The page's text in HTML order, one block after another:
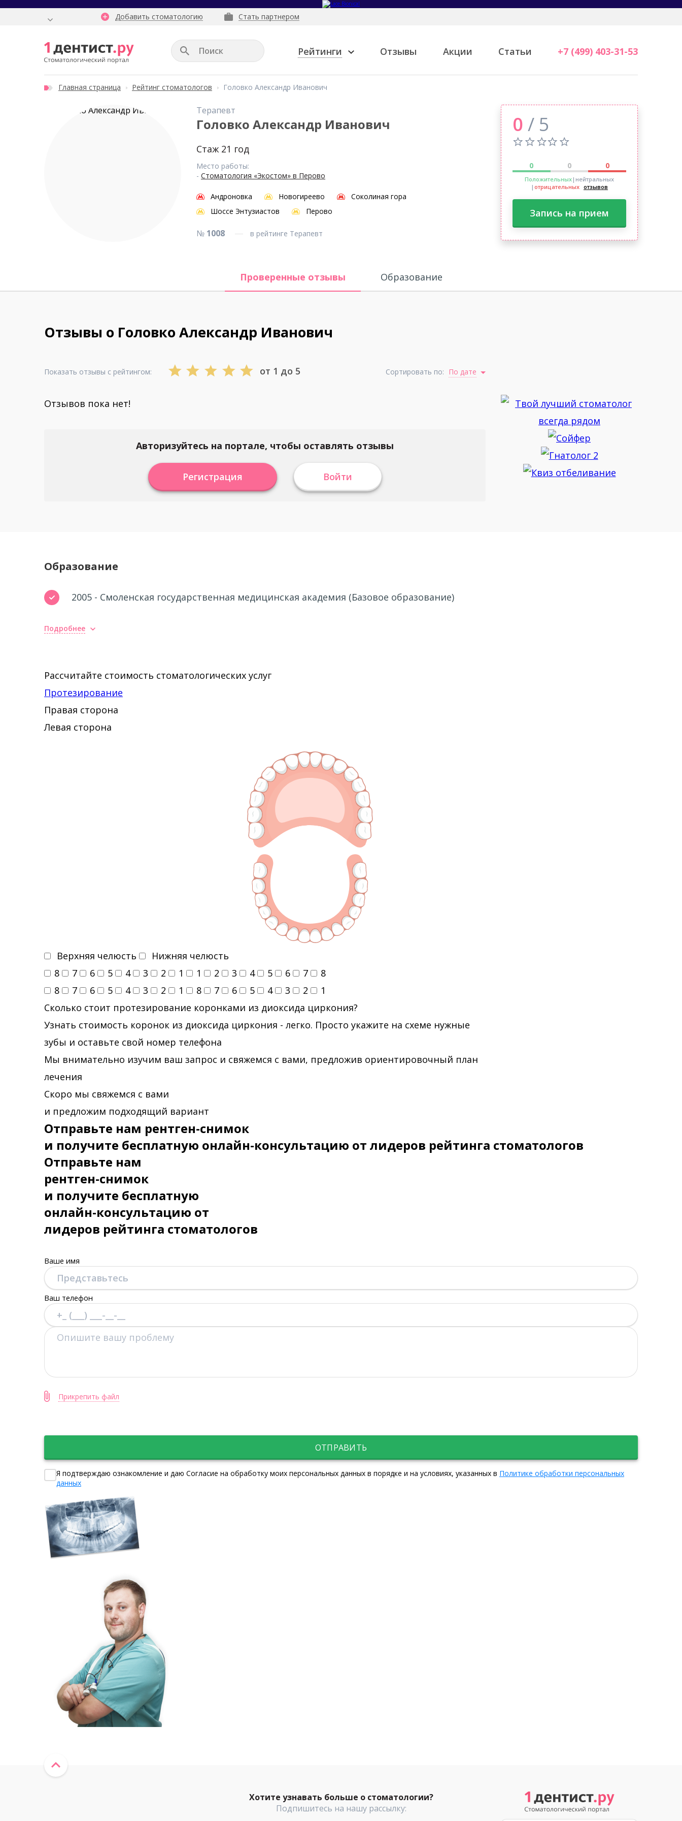
Добавить стоматологию Стать партнером
Рейтинги Отзывы Акции Статьи +7 (499) 403-31-53
Главная страница Рейтинг стоматологов Головко Александр Иванович
Терапевт
Головко Александр Иванович
Стаж 21 год
Место работы:
- Стоматология «Экостом» в Перово
Андроновка Новогиреево
Соколиная гора
Шоссе Энтузиастов
Перово
№ 1008 в рейтинге Терапевт
0 / 5
0 0 0
Положительных|нейтральных
| отрицательных отзывов
Запись на прием
Проверенные отзывы Образование
Отзывы о Головко Александр Иванович
Показать отзывы с рейтингом: от 1 до 5 Сортировать по: По дате
Отзывов пока нет!
Авторизуйтесь на портале, чтобы оставлять отзывы
Регистрация Войти
Образование
2005 - Смоленская государственная медицинская академия (Базовое образование)
Подробнее
Рассчитайте стоимость стоматологических услуг
Протезирование
Правая сторона
Левая сторона
Верхняя челюсть
Нижняя челюсть
8
7 6 5 4 3 2 1 1 2 3 4 5 6 7
8
8
7 6 5 4 3 2 1 8 7 6 5 4 3 2
1
Сколько стоит протезирование коронками из диоксида циркония?
Узнать стоимость коронок из диоксида циркония - легко. Просто укажите на схеме нужные
зубы и оставьте свой номер телефона
Мы внимательно изучим ваш запрос и свяжемся с вами, предложив ориентировочный план
лечения
Скоро мы свяжемся с вами
и предложим подходящий вариант
Отправьте нам рентген-снимок
и получите бесплатную онлайн-консультацию от лидеров рейтинга стоматологов
Отправьте нам
рентген-снимок
и получите бесплатную
онлайн-консультацию от
лидеров рейтинга стоматологов
Ваше имя
Ваш телефон
Прикрепить файл
ОТПРАВИТЬ
Я подтверждаю ознакомление и даю Согласие на обработку моих персональных данных в порядке и на условиях, указанных в Политике обработки персональных
данных
Хотите узнавать больше о стоматологии?
Подпишитесь на нашу рассылку: